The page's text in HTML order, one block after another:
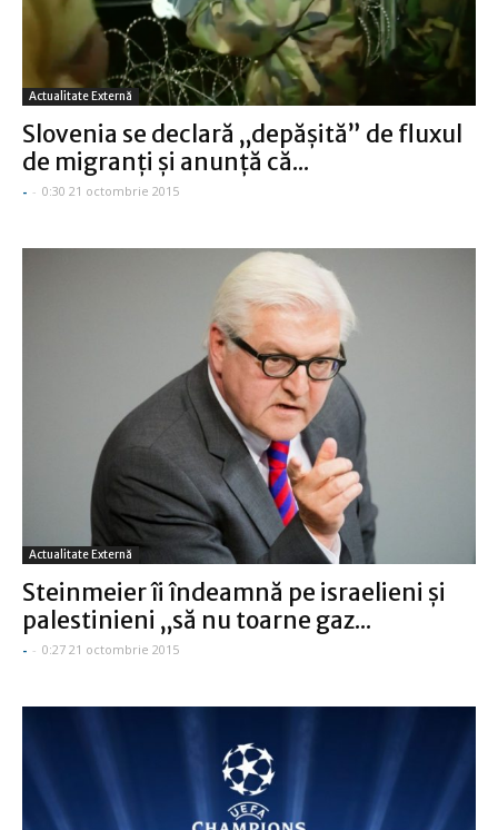
Actualitate Externă
Slovenia se declară „depăşită” de fluxul
de migranţi şi anunţă că...
- - 0:30 21 octombrie 2015
Actualitate Externă
Steinmeier îi îndeamnă pe israelieni și
palestinieni „să nu toarne gaz...
- - 0:27 21 octombrie 2015